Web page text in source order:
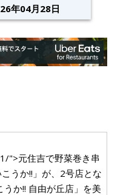
年04月28日
">元住吉で野菜巻き串
うか!!」が、2号店とな
か!! 自由が丘店」を美